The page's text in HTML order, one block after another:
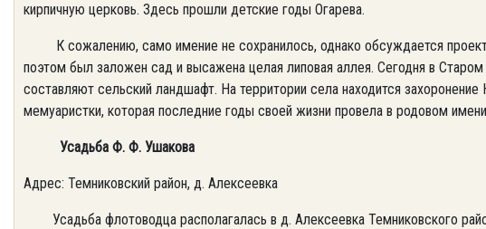
кирпичную церковь. Здесь прошли детские годы Огарева.
К сожалению, само имение не сохранилось, однако обсуждается
поэтом был заложен сад и высажена целая липовая аллея. Сегодня в
составляют сельский ландшафт. На территории села находится
мемуаристки, которая последние годы своей жизни провела в родовом
Усадьба Ф. Ф. Ушакова
Адрес: Темниковский район, д. Алексеевка
Усадьба флотоводца располагалась в д. Алексеевка Темниковского